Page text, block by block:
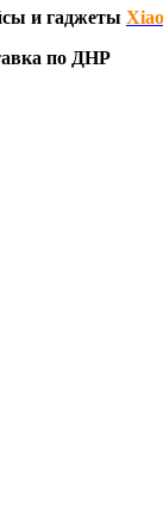
и гаджеты
по ДНР